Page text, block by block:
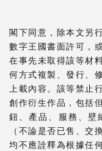
閣下同意，除本文另
數字王國書面許可，
在事先未取得該等材
何方式複製、發行、
上載內容。該等禁止
創作衍生作品，包括
鈕、產品、服務、壁
（不論是否已售、
均不應詮釋為根據任